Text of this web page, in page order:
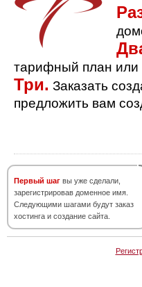
тарифный план или
Три. Заказать
предложить вам
Первый шаг вы уже сделали,
зарегистрировав доменное имя.
Следующими шагами будут заказ
хостинга и создание сайта.